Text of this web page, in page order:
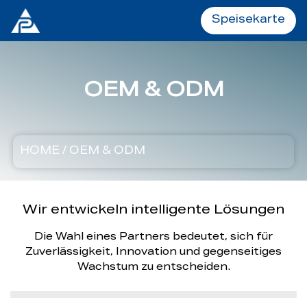
Speisekarte
OEM & ODM
ÜBER UNS
OEM & ODM
HOME / OEM & ODM
Wir entwickeln intelligente Lösungen
Die Wahl eines Partners bedeutet, sich für
Zuverlässigkeit, Innovation und gegenseitiges
Wachstum zu entscheiden.